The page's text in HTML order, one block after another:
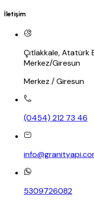
İletişim
Çıtlakkale, Atatürk
Merkez/Giresun
Merkez / Giresun
(0454) 212 73 46
5309726082